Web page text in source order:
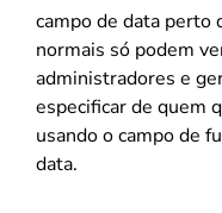
campo de data perto
normais só podem
administradores e
especificar de quem
usando o campo de
data.